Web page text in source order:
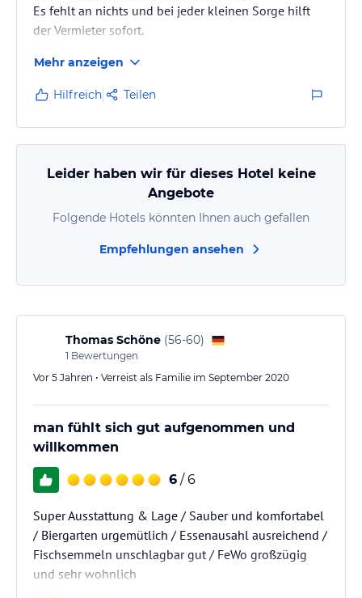
Es fehlt an nichts und bei jeder kleinen Sorge hilft
der Vermieter sofort.
Mehr anzeigen
Hilfreich Teilen
Leider haben wir für dieses Hotel keine
Angebote
Folgende Hotels könnten Ihnen auch gefallen
Empfehlungen ansehen
Thomas Schöne (56-60)
1 Bewertungen
Vor 5 Jahren • Verreist als Familie im September 2020
man fühlt sich gut aufgenommen und
willkommen
6 / 6
Super Ausstattung & Lage / Sauber und komfortabel
/ Biergarten urgemütlich / Essenausahl ausreichend /
Fischsemmeln unschlagbar gut / FeWo großzügig
und sehr wohnlich